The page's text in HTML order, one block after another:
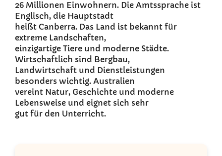
26 Millionen Einwohnern. Die Amtssprache ist
Englisch, die Hauptstadt
heißt Canberra. Das Land ist bekannt für
extreme Landschaften,
einzigartige Tiere und moderne Städte.
Wirtschaftlich sind Bergbau,
Landwirtschaft und Dienstleistungen
besonders wichtig. Australien
vereint Natur, Geschichte und moderne
Lebensweise und eignet sich sehr
gut für den Unterricht.